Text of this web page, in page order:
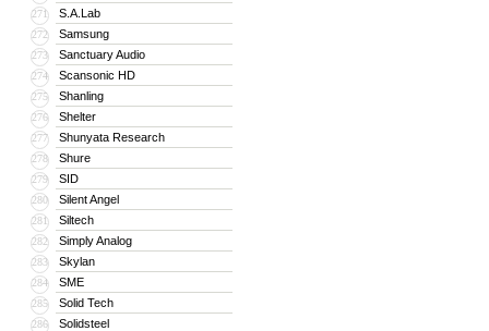
271 S.A.Lab
272 Samsung
273 Sanctuary Audio
274 Scansonic HD
275 Shanling
276 Shelter
277 Shunyata Research
278 Shure
279 SID
280 Silent Angel
281 Siltech
282 Simply Analog
283 Skylan
284 SME
285 Solid Tech
286 Solidsteel